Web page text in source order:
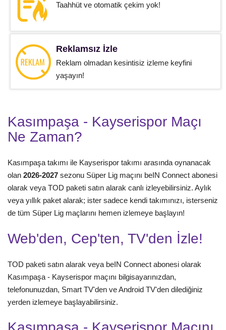
Taahhüt ve otomatik çekim yok!
Reklamsız İzle
Reklam olmadan kesintisiz izleme keyfini
yaşayın!
Kasımpaşa - Kayserispor Maçı
Ne Zaman?
Kasımpaşa takımı ile Kayserispor takımı arasında oynanacak
olan 2026-2027 sezonu Süper Lig maçını beIN Connect abonesi
olarak veya TOD paketi satın alarak canlı izleyebilirsiniz. Aylık
veya yıllık paket alarak; ister sadece kendi takımınızı, isterseniz
de tüm Süper Lig maçlarını hemen izlemeye başlayın!
Web'den, Cep'ten, TV'den İzle!
TOD paketi satın alarak veya beIN Connect abonesi olarak
Kasımpaşa - Kayserispor maçını bilgisayarınızdan,
telefonunuzdan, Smart TV'den ve Android TV'den dilediğiniz
yerden izlemeye başlayabilirsiniz.